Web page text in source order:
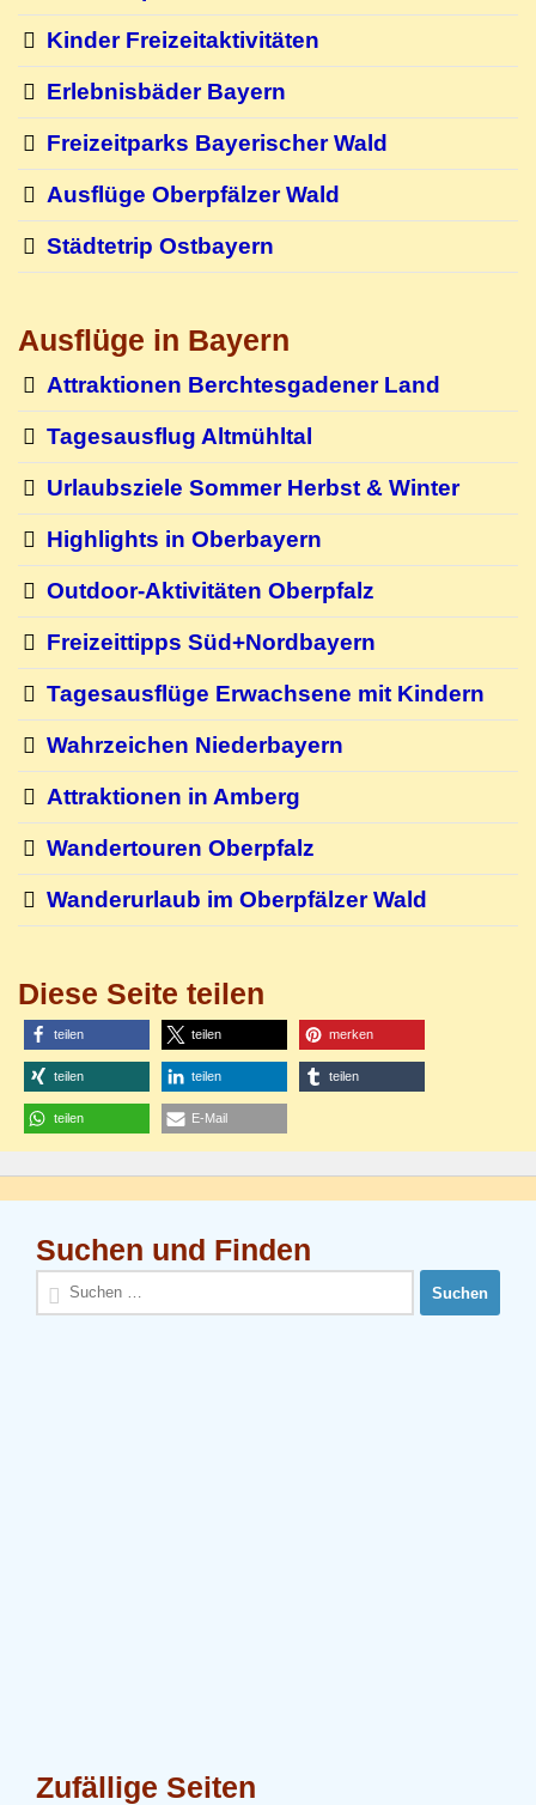
Kinder Freizeitaktivitäten
Erlebnisbäder Bayern
Freizeitparks Bayerischer Wald
Ausflüge Oberpfälzer Wald
Städtetrip Ostbayern
Ausflüge in Bayern
Attraktionen Berchtesgadener Land
Tagesausflug Altmühltal
Urlaubsziele Sommer Herbst & Winter
Highlights in Oberbayern
Outdoor-Aktivitäten Oberpfalz
Freizeittipps Süd+Nordbayern
Tagesausflüge Erwachsene mit Kindern
Wahrzeichen Niederbayern
Attraktionen in Amberg
Wandertouren Oberpfalz
Wanderurlaub im Oberpfälzer Wald
Diese Seite teilen
teilen teilen merken
teilen teilen teilen
teilen E-Mail
Suchen und Finden
Suchen
nach:
Zufällige Seiten